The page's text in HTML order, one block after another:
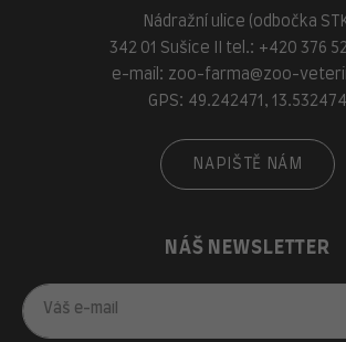
Nádražní ulice (odbočka
342 01 Sušice II tel.: +420 376
e-mail: zoo-farma@zoo-
GPS: 49.242471, 13.532474
NAPIŠTĚ NÁM
NÁŠ NEWSLETTER